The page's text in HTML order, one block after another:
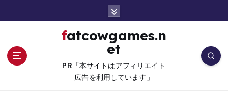
fatcowgames.n
et
PR「本サイトはアフィリエイト
広告を利用しています」